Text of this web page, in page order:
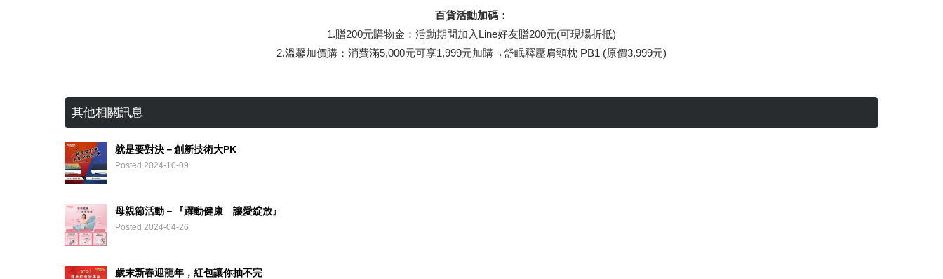
百貨活動加碼：
1.贈200元購物金：活動期間加入Line好友贈200元(可現場折抵)
2.溫馨加價購：消費滿5,000元可享1,999元加購→舒眠釋壓肩頸枕 PB1 (原價3,999元)
其他相關訊息
就是要對決－創新技術大PK
Posted 2024-10-09
母親節活動－『躍動健康 讓愛綻放』
Posted 2024-04-26
歲末新春迎龍年，紅包讓你抽不完